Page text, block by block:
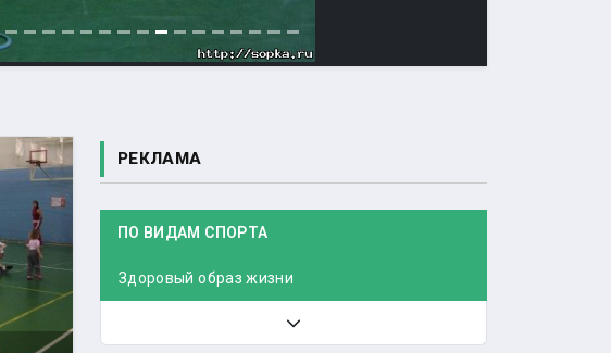
РЕКЛАМА
ПО ВИДАМ СПОРТА
Здоровый образ жизни